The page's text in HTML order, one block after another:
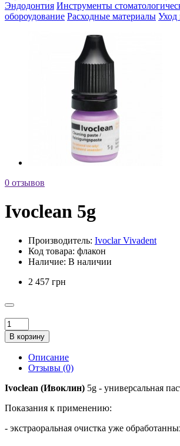
Эндодонтия Инструменты
обороудование Расходные материалы Уход
0 отзывов
Ivoclean 5g
Производитель: Ivoclar Vivadent
Код товара: флакон
Наличие: В наличии
2 457 грн
В корзину
Описание
Отзывы (0)
Ivoclean (Ивоклин) 5g - универсальная
Показания к применению:
- экстраоральная очистка уже